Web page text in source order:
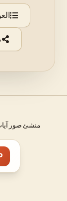
منشئ صور